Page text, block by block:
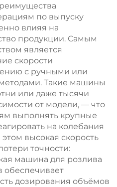
по выпуску
влияя на
продукции. Самым
является
скорости
с ручными или
Такие машины
или даже тысячи
от модели, — что
выполнять крупные
на колебания
высокая скорость
точности:
машина для розлива
обеспечивает
дозирования объёмов